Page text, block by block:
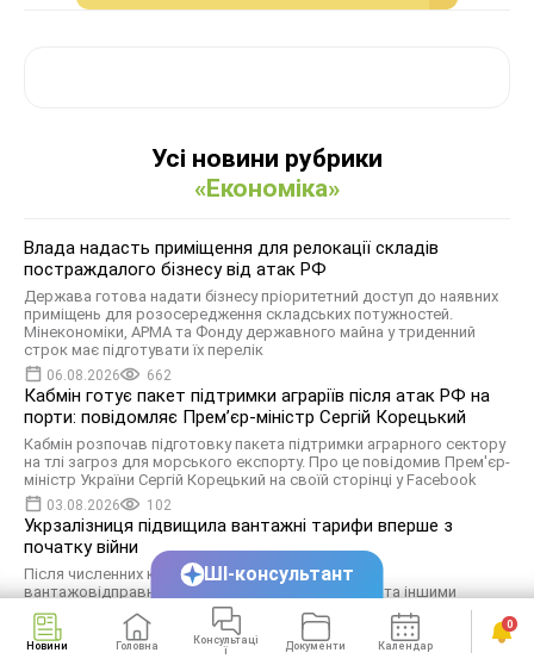
Усі новини рубрики
«Економіка»
Влада надасть приміщення для релокації складів
постраждалого бізнесу від атак РФ
Держава готова надати бізнесу пріоритетний доступ до наявних
приміщень для розосередження складських потужностей.
Мінекономіки, АРМА та Фонду державного майна у триденний
строк має підготувати їх перелік
06.08.2026 662
Кабмін готує пакет підтримки аграріїв після атак РФ на
порти: повідомляє Прем’єр-міністр Сергій Корецький
Кабмін розпочав підготовку пакета підтримки аграрного сектору
на тлі загроз для морського експорту. Про це повідомив Прем'єр-
міністр України Сергій Корецький на своїй сторінці у Facebook
03.08.2026 102
Укрзалізниця підвищила вантажні тарифи вперше з
початку війни
Після численних консультацій із найбільшими
вантажовідправниками, галузевими асоціаціями та іншими
учасниками ринку було досягнуто компромісне рішення: провести
індексацію у два етапи: на 30% з 1 серпня 2026 року та ще на 15% з
1 січня 2027 року
Новини Головна
Консультаці
ї
Документи Календар Сервіси
0
ШІ-консультант